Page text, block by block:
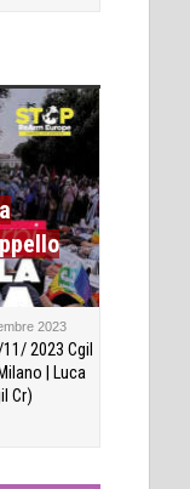
2023
2023 Cgil
| Luca
Cr)